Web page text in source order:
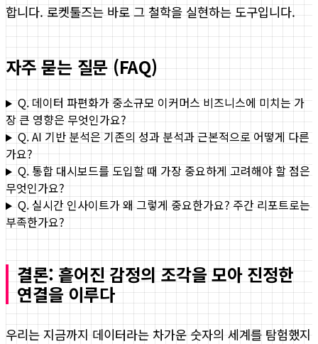
합니다. 로켓툴즈는 바로 그 철학을 실현하는 도구입니다.
자주 묻는 질문 (FAQ)
Q. 데이터 파편화가 중소규모 이커머스 비즈니스에 미치는 가
장 큰 영향은 무엇인가요?
Q. AI 기반 분석은 기존의 성과 분석과 근본적으로 어떻게 다른
가요?
Q. 통합 대시보드를 도입할 때 가장 중요하게 고려해야 할 점은
무엇인가요?
Q. 실시간 인사이트가 왜 그렇게 중요한가요? 주간 리포트로는
부족한가요?
결론: 흩어진 감정의 조각을 모아 진정한
연결을 이루다
우리는 지금까지 데이터라는 차가운 숫자의 세계를 탐험했지